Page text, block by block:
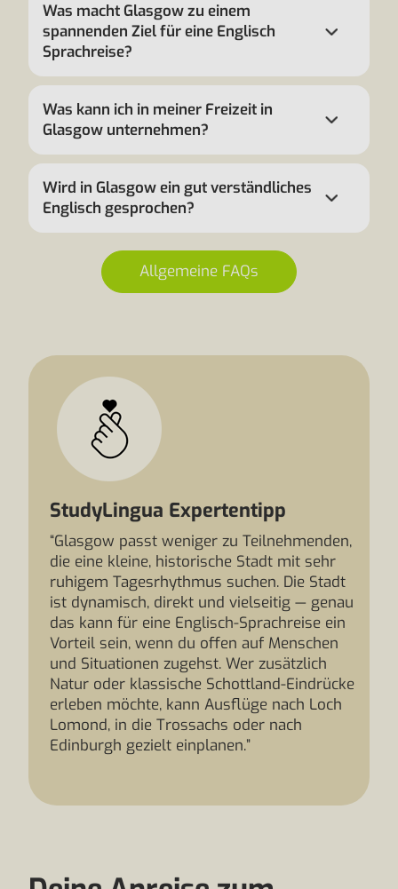
Was macht Glasgow zu einem
spannenden Ziel für eine Englisch
Sprachreise?
Was kann ich in meiner Freizeit in
Glasgow unternehmen?
Wird in Glasgow ein gut verständliches
Englisch gesprochen?
Allgemeine FAQs
StudyLingua Expertentipp
“Glasgow passt weniger zu Teilnehmenden,
die eine kleine, historische Stadt mit sehr
ruhigem Tagesrhythmus suchen. Die Stadt
ist dynamisch, direkt und vielseitig — genau
das kann für eine Englisch-Sprachreise ein
Vorteil sein, wenn du offen auf Menschen
und Situationen zugehst. Wer zusätzlich
Natur oder klassische Schottland-Eindrücke
erleben möchte, kann Ausflüge nach Loch
Lomond, in die Trossachs oder nach
Edinburgh gezielt einplanen.”